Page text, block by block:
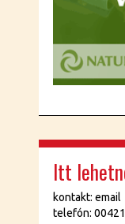
Itt
kontakt:
telefón: